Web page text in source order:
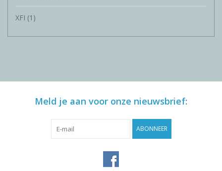
XFI (1)
Meld je aan voor onze nieuwsbrief:
ABONNEER